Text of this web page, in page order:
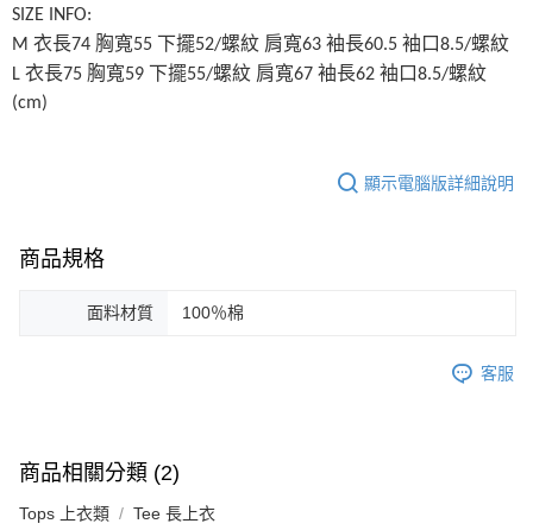
SIZE INFO:
M 衣長74 胸寬55 下擺52/螺紋 肩寬63 袖長60.5 袖口8.5/螺紋
L 衣長75 胸寬59 下擺55/螺紋 肩寬67 袖長62 袖口8.5/螺紋
(cm)
顯示電腦版詳細說明
商品規格
面料材質 100％棉
客服
商品相關分類 (2)
Tops 上衣類 Tee 長上衣